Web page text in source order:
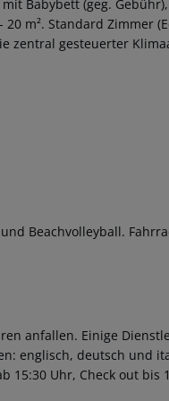
Babybett (geg.
m². Standard Zimmer
zentral gesteuerter
Beachvolleyball.
anfallen. Einige
englisch, deutsch und
15:30 Uhr, Check out bis